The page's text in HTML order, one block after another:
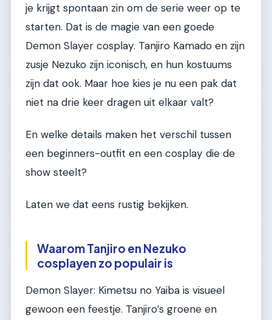
je krijgt spontaan zin om de serie weer op te
starten. Dat is de magie van een goede
Demon Slayer cosplay. Tanjiro Kamado en zijn
zusje Nezuko zijn iconisch, en hun kostuums
zijn dat ook. Maar hoe kies je nu een pak dat
niet na drie keer dragen uit elkaar valt?
En welke details maken het verschil tussen
een beginners-outfit en een cosplay die de
show steelt?
Laten we dat eens rustig bekijken.
Waarom Tanjiro en Nezuko
cosplayen zo populair is
Demon Slayer: Kimetsu no Yaiba is visueel
gewoon een feestje. Tanjiro’s groene en